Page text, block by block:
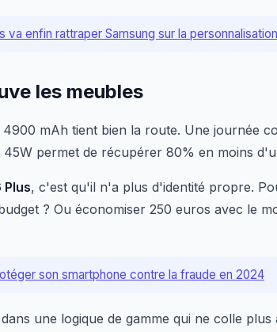
va enfin rattraper Samsung sur la personnalisation
les meubles
mAh tient bien la route. Une journée
permet de récupérer 80% en moins
Plus, c'est qu'il n'a plus d'identité propre.
? Ou économiser 250 euros avec le
son smartphone contre la fraude en 2024
une logique de gamme qui ne colle plus